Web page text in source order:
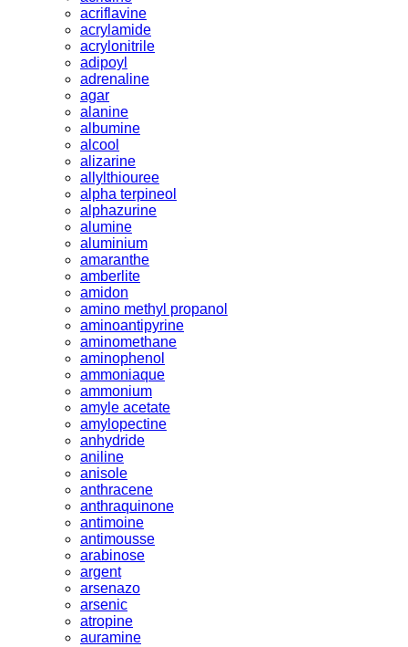
acriflavine
acrylamide
acrylonitrile
adipoyl
adrenaline
agar
alanine
albumine
alcool
alizarine
allylthiouree
alpha terpineol
alphazurine
alumine
aluminium
amaranthe
amberlite
amidon
amino methyl propanol
aminoantipyrine
aminomethane
aminophenol
ammoniaque
ammonium
amyle acetate
amylopectine
anhydride
aniline
anisole
anthracene
anthraquinone
antimoine
antimousse
arabinose
argent
arsenazo
arsenic
atropine
auramine